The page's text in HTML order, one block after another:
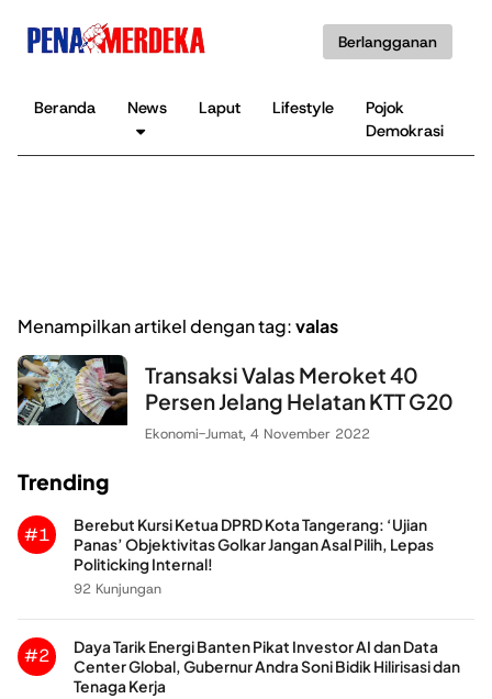
Berlangganan
Beranda News Laput Lifestyle
Pojok
Demokrasi
Menampilkan artikel dengan tag:valas
Transaksi Valas Meroket 40
Persen Jelang Helatan KTT G20
Ekonomi-Jumat, 4 November 2022
Trending
#1
Berebut Kursi Ketua DPRD Kota Tangerang: ‘Ujian
Panas’ Objektivitas Golkar Jangan Asal Pilih, Lepas
Politicking Internal!
92 Kunjungan
#2
Daya Tarik Energi Banten Pikat Investor AI dan Data
Center Global, Gubernur Andra Soni Bidik Hilirisasi dan
Tenaga Kerja